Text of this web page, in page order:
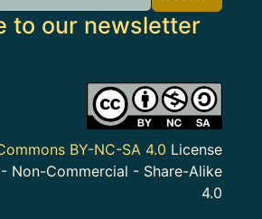
to our newsletter
BY-NC-SA 4.0 License
Non-Commercial - Share-Alike
4.0